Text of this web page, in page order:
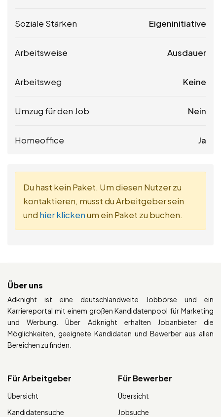
Soziale Stärken Eigeninitiative
Arbeitsweise Ausdauer
Arbeitsweg Keine
Umzug für den Job Nein
Homeoffice Ja
Du hast kein Paket. Um diesen Nutzer zu
kontaktieren, musst du Arbeitgeber sein
und hier klickenum ein Paket zu buchen.
Über uns
Adknight ist eine deutschlandweite Jobbörse und ein
Karriereportal mit einem großen Kandidatenpool für Marketing
und Werbung. Über Adknight erhalten Jobanbieter die
Möglichkeiten, geeignete Kandidaten und Bewerber aus allen
Bereichen zu finden.
Für Arbeitgeber
Übersicht
Kandidatensuche
Für Bewerber
Übersicht
Jobsuche